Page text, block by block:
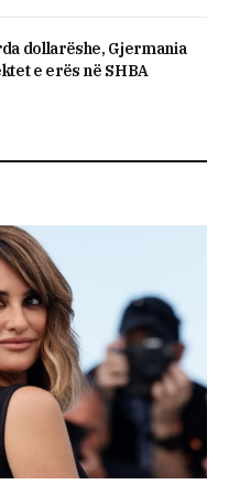
dollarëshe, Gjermania
e erës në SHBA